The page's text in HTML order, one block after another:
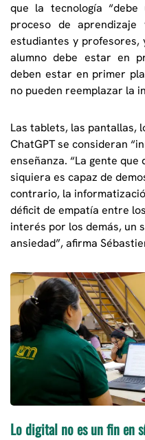
que la tecnología
proceso de
estudiantes y profesores,
alumno debe estar en
deben estar en primer
no pueden reemplazar la
Las tablets, las pantallas,
ChatGPT se consideran
enseñanza. “La gente
siquiera es capaz de
contrario, la
déficit de empatía entre
interés por los demás, un
ansiedad”, afirma
Lo digital no es un fin en